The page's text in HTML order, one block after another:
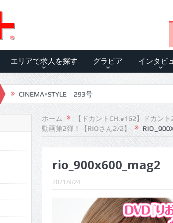
エリアで求人を探す グラビア インタビ
CINEMA×STYLE 293号
CINEMA×STYLE 292号
CINEMA×STYLE 291号
CINEMA×STYLE 290号
CINEMA×STYLE 289号
CINEMA×STYLE 288号
CINEMA×STYLE 287号
ホーム
【ドカントCH.#162】ドカン
動画第2弾！【RIOさん2/2】
rio_900x600_mag2
2021/9/24